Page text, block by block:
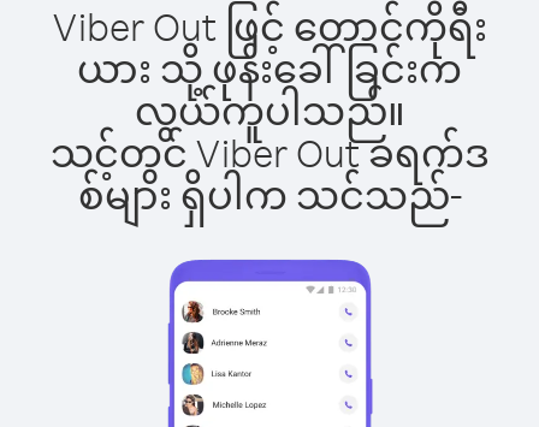
Viber Out ဖြင့် တောင်ကိုရီး
ယား သို့ ဖုန်းခေါ်ခြင်းက
လွယ်ကူပါသည်။
သင့်တွင် Viber Out ခရက်ဒ
စ်များ ရှိပါက သင်သည်-